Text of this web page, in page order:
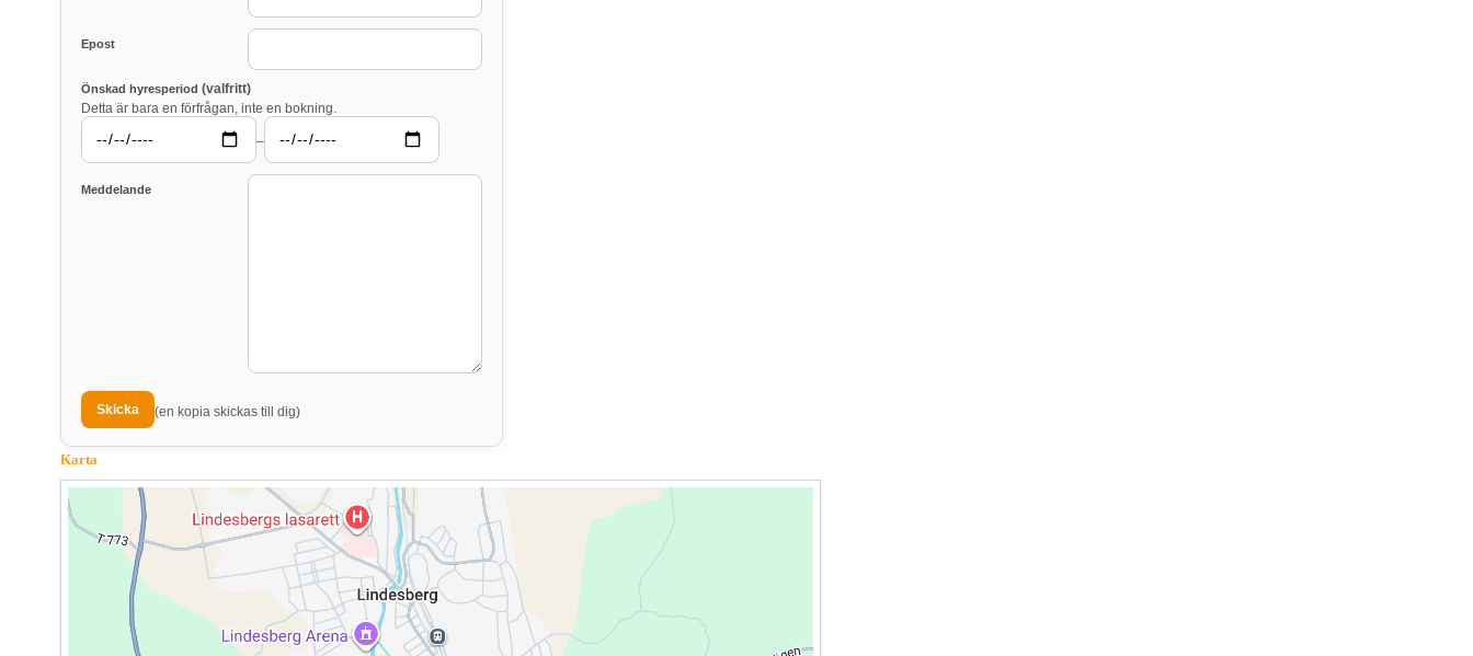
Epost
Önskad hyresperiod (valfritt)
Detta är bara en förfrågan, inte en bokning.
–
Meddelande
(en kopia skickas till dig)
Karta